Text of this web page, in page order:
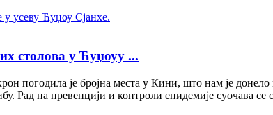
столова у Ћуџоуу ...
погодила је бројна места у Кини, што нам је
Рад на превенцији и контроли епидемије суочава